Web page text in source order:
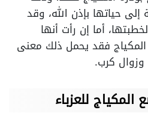
حياتها بإذن الله، وقد
أما إن رأت أنها
فقد يحمل ذلك معنى
كرب.
للعزباء